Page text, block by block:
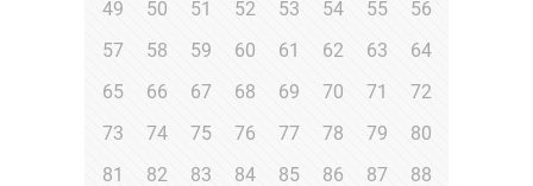
49
50 51 52 53 54 55
56
57
58 59 60 61 62 63
64
65
66 67 68 69 70 71
72
73
74 75 76 77 78 79
80
81
82 83 84 85 86 87
88